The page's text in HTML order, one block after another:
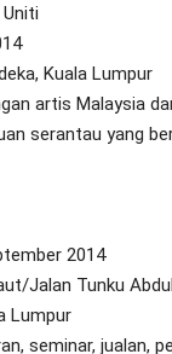
Kuala Lumpur
artis Malaysia
serantau yang
2014
Jalan Tunku
Lumpur
seminar, jualan,